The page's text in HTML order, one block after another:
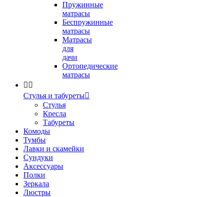
Пружинные
матрасы
Беспружинные
матрасы
Матрасы
для
дачи
Ортопедические
матрасы
 
Стулья и табуреты
Стулья
Кресла
Табуреты
Комоды
Тумбы
Лавки и скамейки
Сундуки
Аксессуары
Полки
Зеркала
Люстры